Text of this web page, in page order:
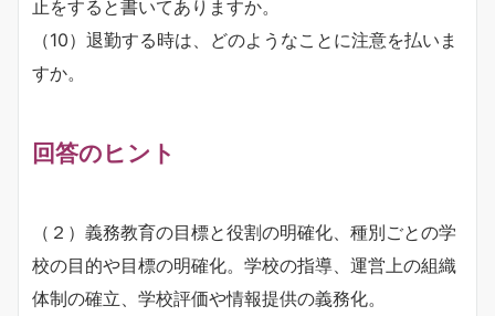
止をすると書いてありますか。
（10）退勤する時は、どのようなことに注意を払いま
すか。
回答のヒント
（２）義務教育の目標と役割の明確化、種別ごとの学
校の目的や目標の明確化。学校の指導、運営上の組織
体制の確立、学校評価や情報提供の義務化。